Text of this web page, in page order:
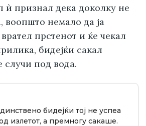
ѝ признал дека доколку не
воопшто немало да ја
прстенот и ќе чекал
бидејќи сакал
случи под вода.
бидејќи тој не успеа
излетот, а премногу сакаше.